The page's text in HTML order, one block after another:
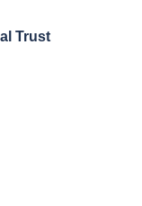
Trust